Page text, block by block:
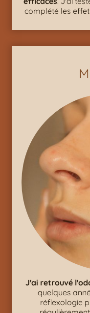
complété les
J'ai retrouvé
quelques
réflexologie